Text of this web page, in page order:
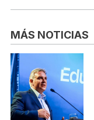
MÁS NOTICIAS